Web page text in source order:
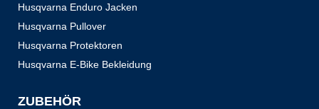
Husqvarna Enduro Jacken
Husqvarna Pullover
Husqvarna Protektoren
Husqvarna E-Bike Bekleidung
ZUBEHÖR